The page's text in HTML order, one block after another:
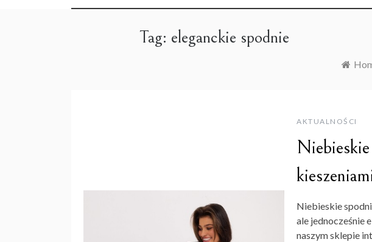
Tag: eleganckie spodnie
AKTUALNOŚCI
Niebieskie
ale jednocześnie
naszym sklepie